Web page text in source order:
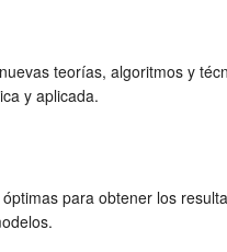
teorías, algoritmos y
y aplicada.
para obtener los